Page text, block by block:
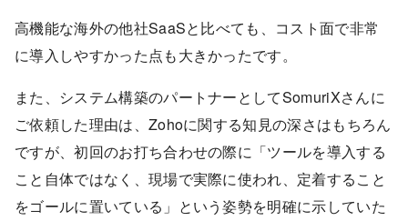
高機能な海外の他社SaaSと比べても、コスト面で非常
に導入しやすかった点も大きかったです。
また、システム構築のパートナーとしてSomuriXさんに
ご依頼した理由は、Zohoに関する知見の深さはもちろん
ですが、初回のお打ち合わせの際に「ツールを導入する
こと自体ではなく、現場で実際に使われ、定着すること
をゴールに置いている」という姿勢を明確に示していた